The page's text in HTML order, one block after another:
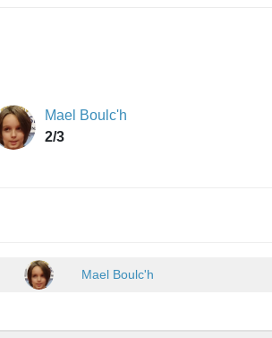
Mael Boulc'h
2/3
Mael Boulc'h